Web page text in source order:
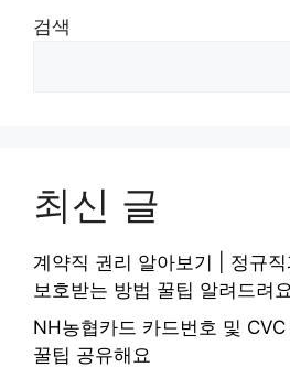
검색
최신 글
계약직 권리 알아보기 | 정규
보호받는 방법 꿀팁 알려드려
NH농협카드 카드번호 및
꿀팁 공유해요